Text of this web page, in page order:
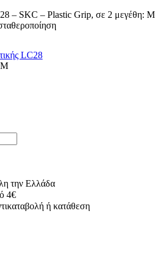
– SKC – Plastic Grip, σε 2 μεγέθη: Μ
την Ελλάδα
4€
ή κατάθεση